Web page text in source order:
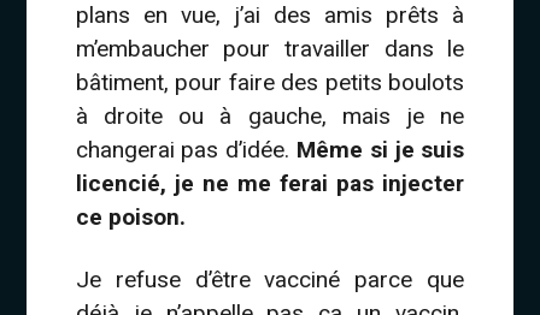
plans en vue, j’ai des amis prêts à
m’embaucher pour travailler dans le
bâtiment, pour faire des petits boulots
à droite ou à gauche, mais je ne
changerai pas d’idée. Même si je suis
licencié, je ne me ferai pas injecter
ce poison.
Je refuse d’être vacciné parce que